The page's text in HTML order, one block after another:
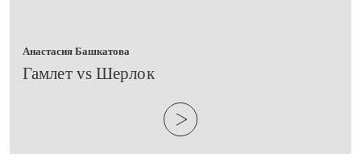
Анастасия Башкатова
​Гамлет vs Шерлок